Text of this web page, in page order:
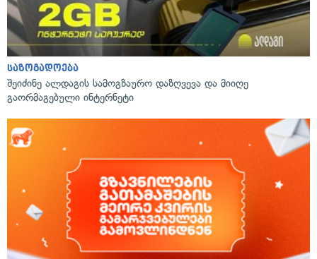
საზოგადოება
შეიძინე ალდაგის სამოგზაურო დაზღვევა და მიიღე
გაორმაგებული ინტერნეტი